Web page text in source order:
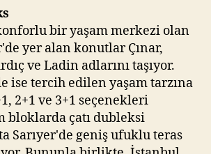
bir yaşam merkezi olan
yer alan konutlar Çınar,
ve Ladin adlarını taşıyor.
ise tercih edilen yaşam tarzına
2+1 ve 3+1 seçenekleri
bloklarda çatı dubleksi
Sarıyer'de geniş ufuklu teras